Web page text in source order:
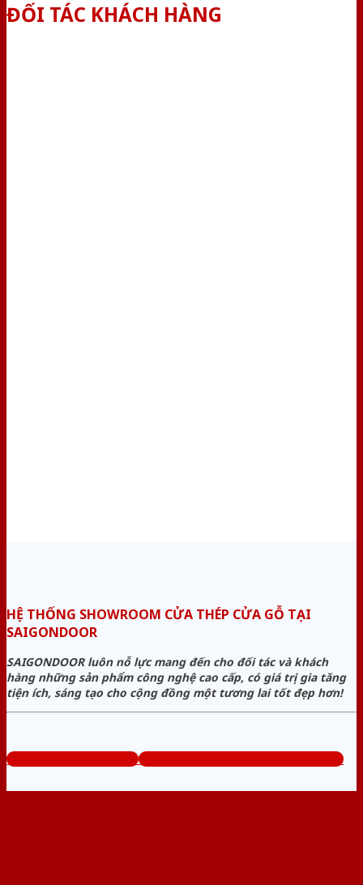
ĐỐI TÁC KHÁCH HÀNG
HỆ THỐNG SHOWROOM CỬA THÉP CỬA GỖ TẠI
SAIGONDOOR
SAIGONDOOR luôn nỗ lực mang đến cho đối tác và khách
hàng những sản phẩm công nghệ cao cấp, có giá trị gia tăng
tiện ích, sáng tạo cho cộng đồng một tương lai tốt đẹp hơn!
www.cuathepcuago.com Tổng đài tư vấn miễn phí: 0824.400.400